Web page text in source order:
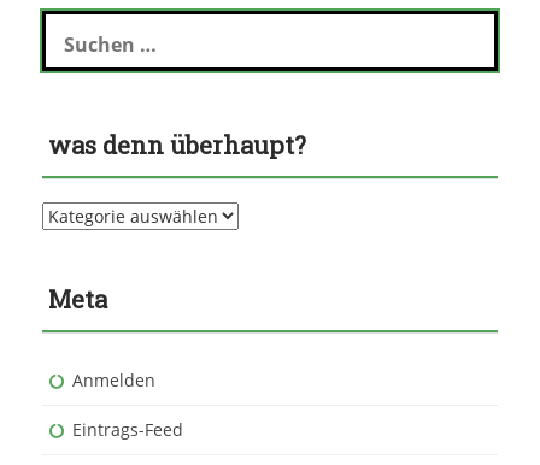
Suchen
nach:
was denn überhaupt?
was
denn
Meta
Anmelden
Eintrags-Feed